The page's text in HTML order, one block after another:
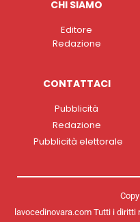
CHI SIAMO
Editore
Redazione
CONTATTACI
Pubblicità
Redazione
Pubblicità elettorale
lavocedinovara.com Tutti i